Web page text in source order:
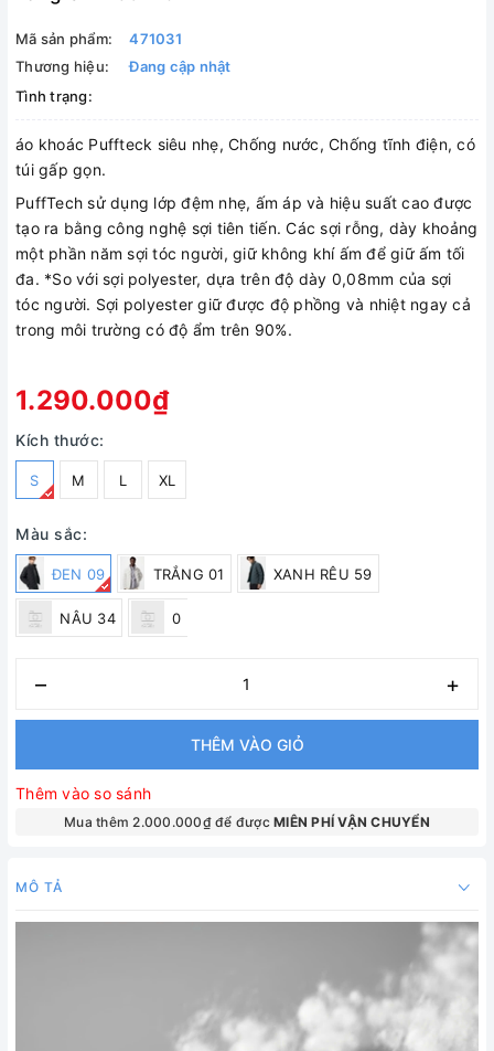
Mã sản phẩm:
471031
Thương hiệu:
Đang cập nhật
Tình trạng:
áo khoác Puffteck siêu nhẹ, Chống nước, Chống tĩnh điện, có
túi gấp gọn.
PuffTech sử dụng lớp đệm nhẹ, ấm áp và hiệu suất cao được
tạo ra bằng công nghệ sợi tiên tiến. Các sợi rỗng, dày khoảng
một phần năm sợi tóc người, giữ không khí ấm để giữ ấm tối
đa. *So với sợi polyester, dựa trên độ dày 0,08mm của sợi
tóc người. Sợi polyester giữ được độ phồng và nhiệt ngay cả
trong môi trường có độ ẩm trên 90%.
1.290.000₫
Kích thước:
S M L XL
Màu sắc:
ĐEN 09 TRẮNG 01 XANH RÊU 59
NÂU 34 0
– +
THÊM VÀO GIỎ
Thêm vào so sánh
Mua thêm 2.000.000₫ để đượcMIÊN PHÍ VẬN CHUYỂN
MÔ TẢ